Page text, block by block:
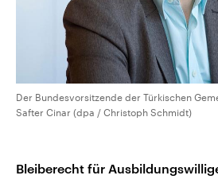
Der Bundesvorsitzende der Türkischen
Safter Cinar (dpa / Christoph Schmidt)
Bleiberecht für